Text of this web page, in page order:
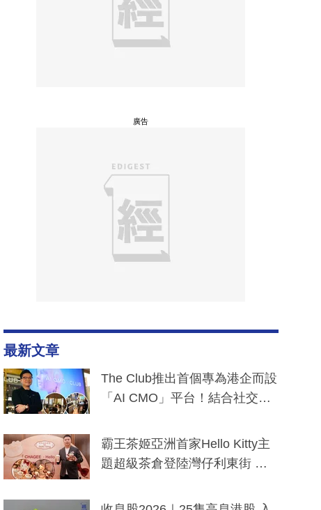
廣告
最新文章
The Club推出首個專為港企而設
「AI CMO」平台！結合社交聆
分鐘生成「貼地」宣傳短片
霸王茶姬亞洲首家Hello Kitty主
題超級茶倉登陸灣仔利東街 推
y及香港限定特調系列